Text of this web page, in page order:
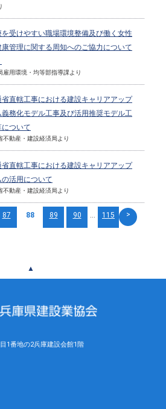
を受けやすい職場環境整備及び働く女性
管理に関する周知へのご協力について
雇用環境・均等部指導課より
省直轄工事における建設キャリアアップ
義務化モデル工事及び活用推奨モデル工
ついて
不動産・建設経済局より
省直轄工事における建設キャリアアップ
の活用について
不動産・建設経済局より
87 88 89 90 ... 115 >
▲
1番地の2兵庫建設会館1階